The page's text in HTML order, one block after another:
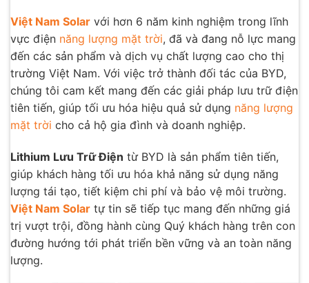
Việt Nam Solar với hơn 6 năm kinh nghiệm trong lĩnh
vực điện năng lượng mặt trời, đã và đang nỗ lực mang
đến các sản phẩm và dịch vụ chất lượng cao cho thị
trường Việt Nam. Với việc trở thành đối tác của BYD,
chúng tôi cam kết mang đến các giải pháp lưu trữ điện
tiên tiến, giúp tối ưu hóa hiệu quả sử dụng năng lượng
mặt trời cho cả hộ gia đình và doanh nghiệp.
Lithium Lưu Trữ Điện từ BYD là sản phẩm tiên tiến,
giúp khách hàng tối ưu hóa khả năng sử dụng năng
lượng tái tạo, tiết kiệm chi phí và bảo vệ môi trường.
Việt Nam Solar tự tin sẽ tiếp tục mang đến những giá
trị vượt trội, đồng hành cùng Quý khách hàng trên con
đường hướng tới phát triển bền vững và an toàn năng
lượng.